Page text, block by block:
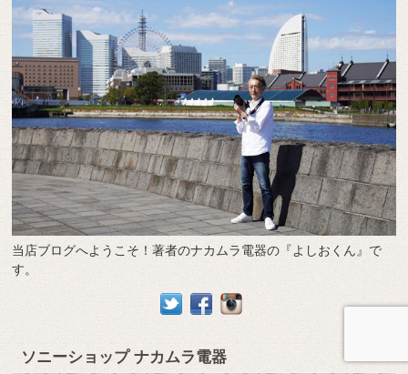
当店ブログへようこそ！著者のナカムラ電器の『よしおくん』で
す。
ソニーショップ ナカムラ電器